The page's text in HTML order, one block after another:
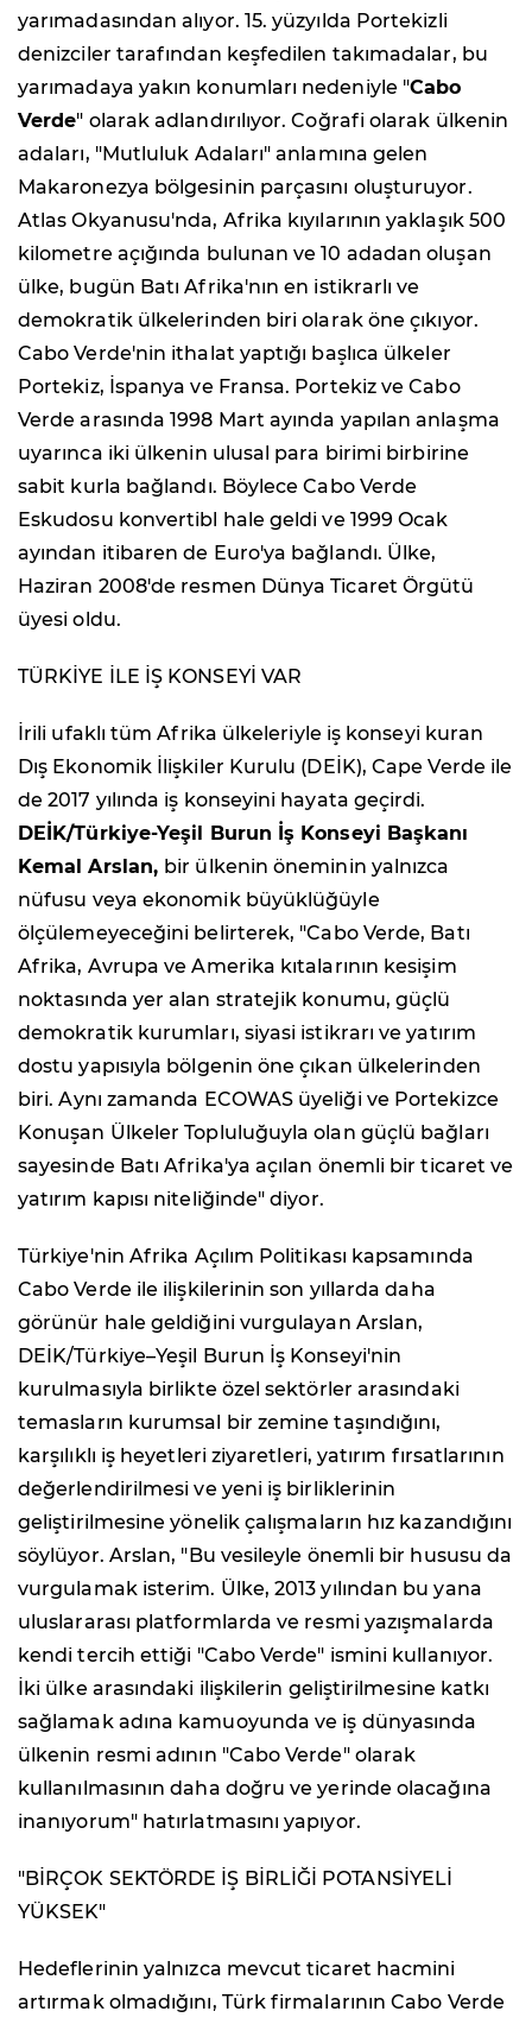
yarımadasından alıyor. 15. yüzyılda Portekizli
denizciler tarafından keşfedilen takımadalar, bu
yarımadaya yakın konumları nedeniyle "Cabo
Verde" olarak adlandırılıyor. Coğrafi olarak ülkenin
adaları, "Mutluluk Adaları" anlamına gelen
Makaronezya bölgesinin parçasını oluşturuyor.
Atlas Okyanusu'nda, Afrika kıyılarının yaklaşık 500
kilometre açığında bulunan ve 10 adadan oluşan
ülke, bugün Batı Afrika'nın en istikrarlı ve
demokratik ülkelerinden biri olarak öne çıkıyor.
Cabo Verde'nin ithalat yaptığı başlıca ülkeler
Portekiz, İspanya ve Fransa. Portekiz ve Cabo
Verde arasında 1998 Mart ayında yapılan anlaşma
uyarınca iki ülkenin ulusal para birimi birbirine
sabit kurla bağlandı. Böylece Cabo Verde
Eskudosu konvertibl hale geldi ve 1999 Ocak
ayından itibaren de Euro'ya bağlandı. Ülke,
Haziran 2008'de resmen Dünya Ticaret Örgütü
üyesi oldu.
TÜRKİYE İLE İŞ KONSEYİ VAR
İrili ufaklı tüm Afrika ülkeleriyle iş konseyi kuran
Dış Ekonomik İlişkiler Kurulu (DEİK), Cape Verde ile
de 2017 yılında iş konseyini hayata geçirdi.
DEİK/Türkiye-Yeşil Burun İş Konseyi Başkanı
Kemal Arslan, bir ülkenin öneminin yalnızca
nüfusu veya ekonomik büyüklüğüyle
ölçülemeyeceğini belirterek, "Cabo Verde, Batı
Afrika, Avrupa ve Amerika kıtalarının kesişim
noktasında yer alan stratejik konumu, güçlü
demokratik kurumları, siyasi istikrarı ve yatırım
dostu yapısıyla bölgenin öne çıkan ülkelerinden
biri. Aynı zamanda ECOWAS üyeliği ve Portekizce
Konuşan Ülkeler Topluluğuyla olan güçlü bağları
sayesinde Batı Afrika'ya açılan önemli bir ticaret ve
yatırım kapısı niteliğinde" diyor.
Türkiye'nin Afrika Açılım Politikası kapsamında
Cabo Verde ile ilişkilerinin son yıllarda daha
görünür hale geldiğini vurgulayan Arslan,
DEİK/Türkiye–Yeşil Burun İş Konseyi'nin
kurulmasıyla birlikte özel sektörler arasındaki
temasların kurumsal bir zemine taşındığını,
karşılıklı iş heyetleri ziyaretleri, yatırım fırsatlarının
değerlendirilmesi ve yeni iş birliklerinin
geliştirilmesine yönelik çalışmaların hız kazandığını
söylüyor. Arslan, "Bu vesileyle önemli bir hususu da
vurgulamak isterim. Ülke, 2013 yılından bu yana
uluslararası platformlarda ve resmi yazışmalarda
kendi tercih ettiği "Cabo Verde" ismini kullanıyor.
İki ülke arasındaki ilişkilerin geliştirilmesine katkı
sağlamak adına kamuoyunda ve iş dünyasında
ülkenin resmi adının "Cabo Verde" olarak
kullanılmasının daha doğru ve yerinde olacağına
inanıyorum" hatırlatmasını yapıyor.
"BİRÇOK SEKTÖRDE İŞ BİRLİĞİ POTANSİYELİ
YÜKSEK"
Hedeflerinin yalnızca mevcut ticaret hacmini
artırmak olmadığını, Türk firmalarının Cabo Verde